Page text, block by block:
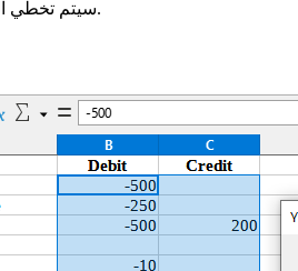
سيتم تخطي الخلايا التي تحتوي على صيغ.